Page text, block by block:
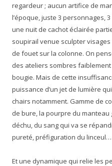
regardeur ; aucun artifice de
l’époque, juste 3 personnages,
une nuit de cachot éclairée
soupirail venue sculpter
de fouet sur la colonne. On
des ateliers sombres
bougie. Mais de cette
puissance d’un jet de lumière
chairs notamment. Gamme de
de bure, la pourpre du
déchu, du sang qui va se
pureté, préfiguration du linceul…
Et une dynamique qui relie les